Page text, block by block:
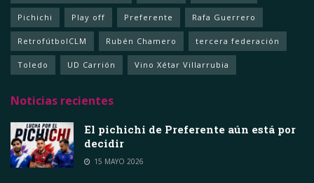
Pichichi Play off Preferente Rafa Guerrero
RetrofútbolCLM Rubén Chamero tercera federación
Toledo UD Carrión Vino Xétar Villarrubia
Noticias recientes
El pichichi de Preferente aún está por
decidir
15 MAYO 2026